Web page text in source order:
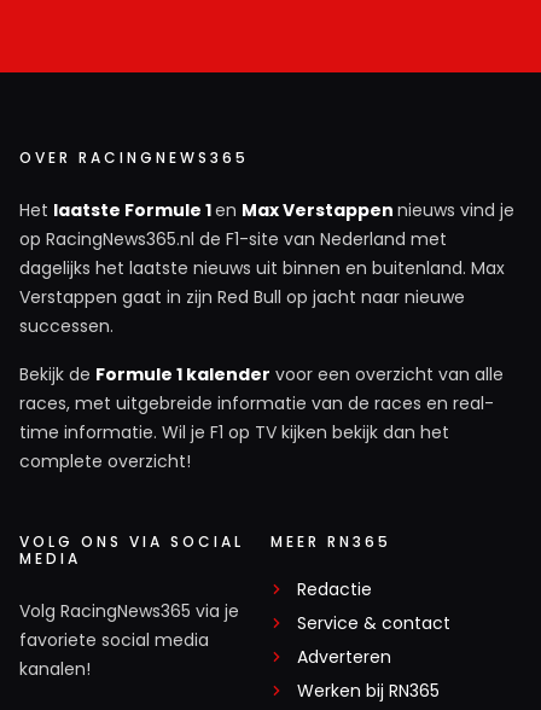
OVER RACINGNEWS365
Het laatste Formule 1en Max Verstappen nieuws vind je
op RacingNews365.nl de F1-site van Nederland met
dagelijks het laatste nieuws uit binnen en buitenland. Max
Verstappen gaat in zijn Red Bull op jacht naar nieuwe
successen.
Bekijk de Formule 1 kalender voor een overzicht van alle
races, met uitgebreide informatie van de races en real-
time informatie. Wil je F1 op TV kijken bekijk dan het
complete overzicht!
VOLG ONS VIA SOCIAL
MEDIA
Volg RacingNews365 via je
favoriete social media
kanalen!
MEER RN365
Redactie
Service & contact
Adverteren
Werken bij RN365